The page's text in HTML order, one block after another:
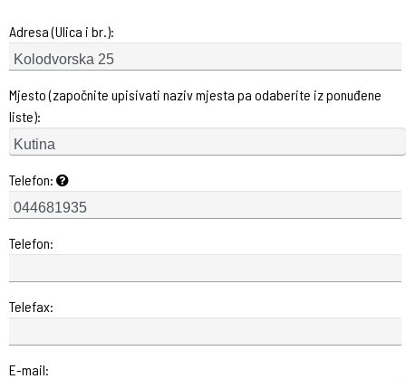
Adresa (Ulica i br.):
Mjesto (započnite upisivati naziv mjesta pa odaberite iz ponuđene
liste):
Telefon:
Telefon:
Telefax:
E-mail: